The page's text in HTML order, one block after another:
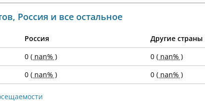
Россия и все остальное
Россия Другие страны
0 ( nan% ) 0 ( nan% )
0 ( nan% ) 0 ( nan% )